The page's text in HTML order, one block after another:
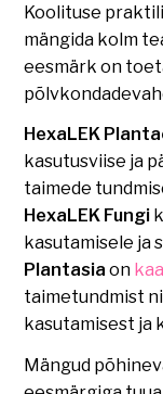
Koolituse
mängida kolm
eesmärk on
HexaLEK
kasutusviise ja
taimede
HexaLEK Fungi
kasutamisele ja
Plantasia on
taimetundmist
kasutamisest ja
Mängud